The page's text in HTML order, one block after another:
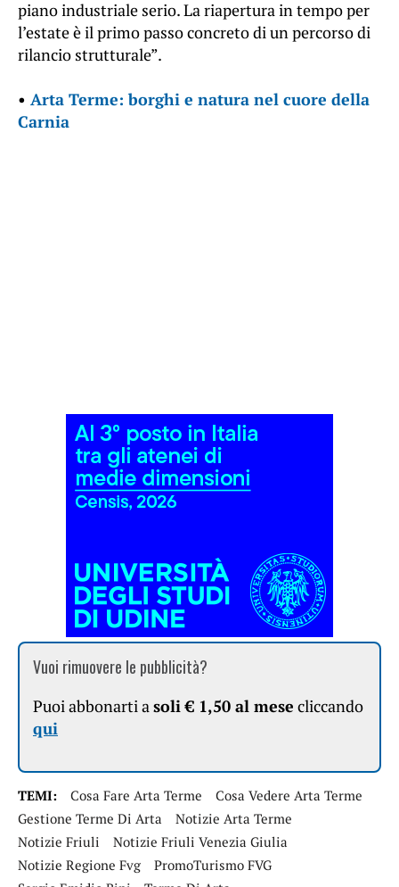
piano industriale serio. La riapertura in tempo per
l’estate è il primo passo concreto di un percorso di
rilancio strutturale”.
• Arta Terme: borghi e natura nel cuore della
Carnia
Vuoi rimuovere le pubblicità?
Puoi abbonarti asoli € 1,50 al mese cliccando
qui
TEMI: Cosa Fare Arta Terme
Cosa Vedere Arta Terme
Gestione Terme Di Arta
Notizie Arta Terme
Notizie Friuli
Notizie Friuli Venezia Giulia
Notizie Regione Fvg
PromoTurismo FVG